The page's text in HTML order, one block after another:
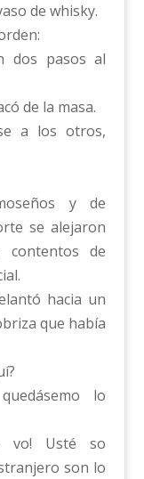
de whisky.
dos pasos al
de la masa.
a los otros,
y de
se alejaron
contentos de
hacia un
que había
lo
vo! Usté so
son lo